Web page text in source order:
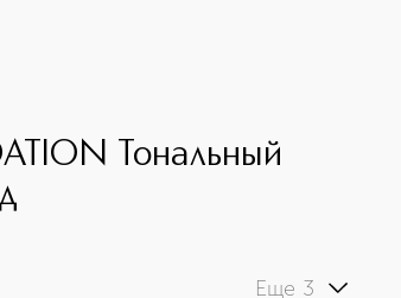
Тональный
Еще 3